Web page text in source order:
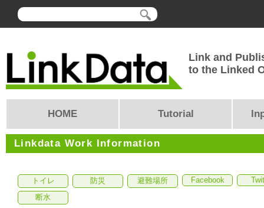
Link and
to the Linked
HOME Tutorial
Linkdata Work Information
トイレ 防災 避難場所 Facebook
断水